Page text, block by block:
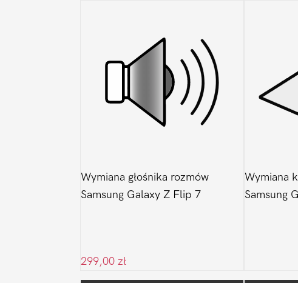
Wymiana głośnika rozmów
Samsung Galaxy Z Flip 7
299,00 zł
Wymiana
Samsung